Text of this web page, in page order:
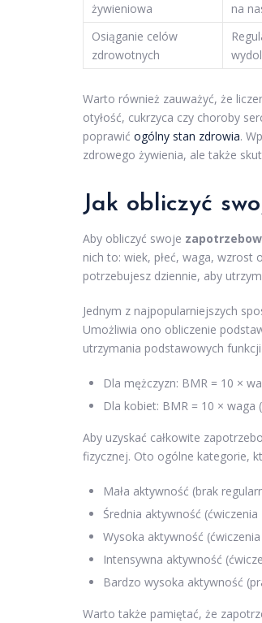
żywieniowa
na
Osiąganie celów
zdrowotnych
Warto również zauważyć, że
otyłość, cukrzyca czy choroby
poprawić ogólny stan zdrowia.
zdrowego żywienia, ale także
Jak obliczyć
Aby obliczyć swoje
nich to: wiek, płeć, waga,
potrzebujesz dziennie, aby
Jednym z najpopularniejszych
Umożliwia ono obliczenie
utrzymania podstawowych
Dla mężczyzn: BMR = 10 ×
Dla kobiet: BMR = 10 × waga
Aby uzyskać całkowite
fizycznej. Oto ogólne kategorie,
Mała aktywność (brak
Średnia aktywność
Wysoka aktywność
Intensywna aktywność
Bardzo wysoka aktywność
Warto także pamiętać, że